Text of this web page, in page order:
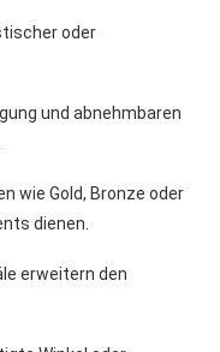
oder
und abnehmbaren
wie Gold, Bronze oder
dienen.
erweitern den